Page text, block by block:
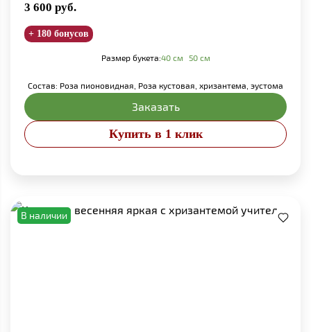
3 600 руб.
+ 180 бонусов
Размер букета:40 см 50 см
Состав: Роза пионовидная, Роза кустовая, хризантема, эустома
Заказать
Купить в 1 клик
В наличии